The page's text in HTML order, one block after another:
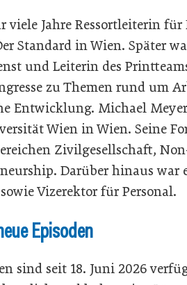
viele Jahre Ressortleiterin
Standard in Wien. Später
und Leiterin des
zu Themen rund um
Entwicklung. Michael
Wien in Wien. Seine
Zivilgesellschaft,
Darüber hinaus war
Vizerektor für Personal.
Episoden
sind seit 18. Juni 2026